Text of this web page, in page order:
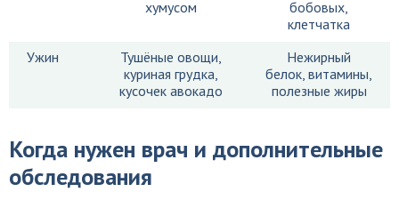
хумусом
бобовых,
клетчатка
Ужин
Тушёные овощи,
куриная грудка,
кусочек авокадо
Нежирный
белок, витамины,
полезные жиры
Когда нужен врач и дополнительные
обследования